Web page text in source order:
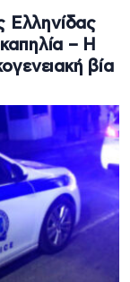
Ελληνίδας
– Η
βία